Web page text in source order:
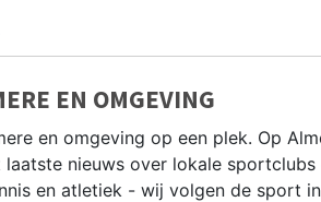
EN OMGEVING
en omgeving op een plek. Op
nieuws over lokale sportclubs
en atletiek - wij volgen de sport